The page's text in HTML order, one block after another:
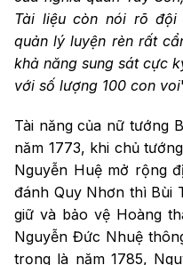
Tài liệu còn nói rõ đội
quản lý luyện rèn rất
khả năng sung sát cực
với số lượng 100 con voi
Tài năng của nữ tướng
năm 1773, khi chủ
Nguyễn Huệ mở rộng
đánh Quy Nhơn thì Bùi
giữ và bảo vệ Hoàng
Nguyễn Đức Nhuệ
trọng là năm 1785,